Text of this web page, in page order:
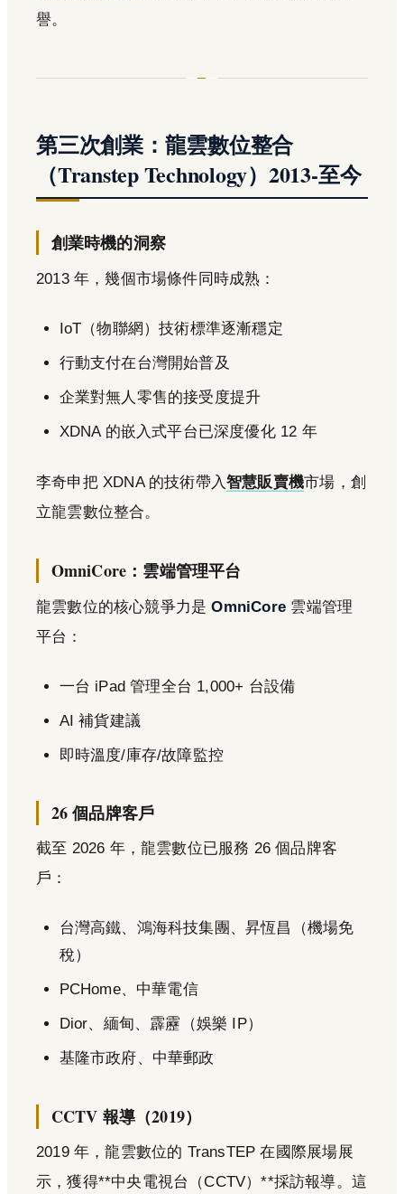
譽。
第三次創業：龍雲數位整合
（Transtep Technology）2013-至今
創業時機的洞察
2013 年，幾個市場條件同時成熟：
IoT（物聯網）技術標準逐漸穩定
行動支付在台灣開始普及
企業對無人零售的接受度提升
XDNA 的嵌入式平台已深度優化 12 年
李奇申把 XDNA 的技術帶入智慧販賣機市場，創
立龍雲數位整合。
OmniCore：雲端管理平台
龍雲數位的核心競爭力是OmniCore 雲端管理
平台：
一台 iPad 管理全台 1,000+ 台設備
AI 補貨建議
即時溫度/庫存/故障監控
26 個品牌客戶
截至 2026 年，龍雲數位已服務 26 個品牌客
戶：
台灣高鐵、鴻海科技集團、昇恆昌（機場免
稅）
PCHome、中華電信
Dior、緬甸、霹靂（娛樂 IP）
基隆市政府、中華郵政
CCTV 報導（2019）
2019 年，龍雲數位的 TransTEP 在國際展場展
示，獲得**中央電視台（CCTV）**採訪報導。這